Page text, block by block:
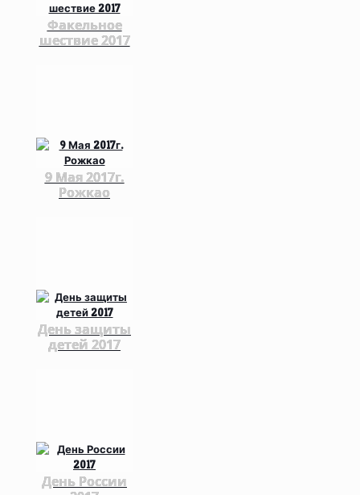
Факельное
шествие 2017
9 Мая 2017г.
Рожкао
День защиты
детей 2017
День России